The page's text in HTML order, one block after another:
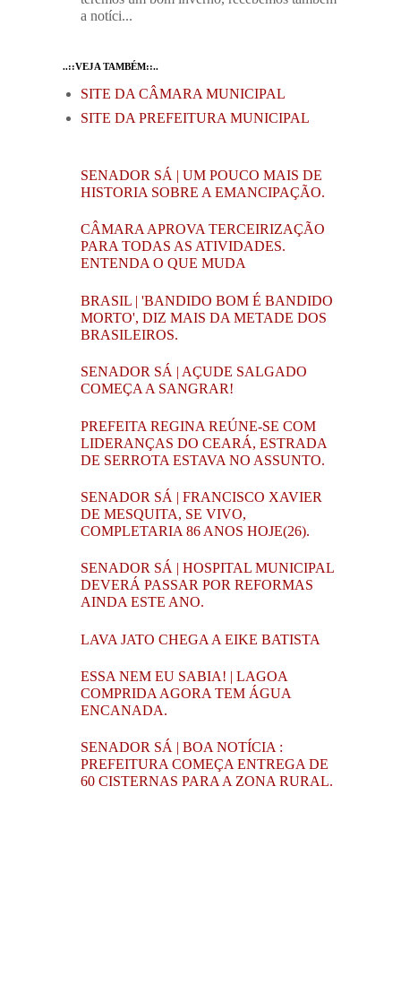
a notíci...
..::VEJA TAMBÉM::..
SITE DA CÂMARA MUNICIPAL
SITE DA PREFEITURA MUNICIPAL
SENADOR SÁ | UM POUCO MAIS DE
HISTORIA SOBRE A EMANCIPAÇÃO.
CÂMARA APROVA TERCEIRIZAÇÃO
PARA TODAS AS ATIVIDADES.
ENTENDA O QUE MUDA
BRASIL | 'BANDIDO BOM É BANDIDO
MORTO', DIZ MAIS DA METADE DOS
BRASILEIROS.
SENADOR SÁ | AÇUDE SALGADO
COMEÇA A SANGRAR!
PREFEITA REGINA REÚNE-SE COM
LIDERANÇAS DO CEARÁ, ESTRADA
DE SERROTA ESTAVA NO ASSUNTO.
SENADOR SÁ | FRANCISCO XAVIER
DE MESQUITA, SE VIVO,
COMPLETARIA 86 ANOS HOJE(26).
SENADOR SÁ | HOSPITAL MUNICIPAL
DEVERÁ PASSAR POR REFORMAS
AINDA ESTE ANO.
LAVA JATO CHEGA A EIKE BATISTA
ESSA NEM EU SABIA! | LAGOA
COMPRIDA AGORA TEM ÁGUA
ENCANADA.
SENADOR SÁ | BOA NOTÍCIA :
PREFEITURA COMEÇA ENTREGA DE
60 CISTERNAS PARA A ZONA RURAL.